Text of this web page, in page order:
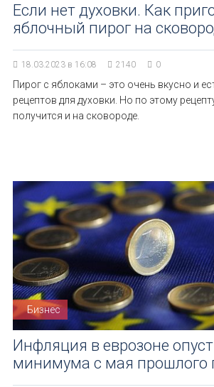
Если нет духовки. Как
яблочный пирог на
18.03.2023 в 16:08 2140 0
Пирог с яблоками – это очень вкусно и
рецептов для духовки. Но по этому
получится и на сковороде.
Бизнес
Инфляция в еврозоне
минимума с мая прошлого